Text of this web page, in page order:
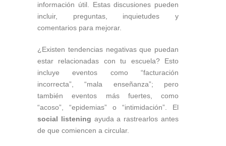
información útil. Estas discusiones pueden
incluir, preguntas, inquietudes y
comentarios para mejorar.
¿Existen tendencias negativas que puedan
estar relacionadas con tu escuela? Esto
incluye eventos como “facturación
incorrecta”, “mala enseñanza”; pero
también eventos más fuertes, como
“acoso”, “epidemias” o “intimidación”. El
social listening ayuda a rastrearlos antes
de que comiencen a circular.